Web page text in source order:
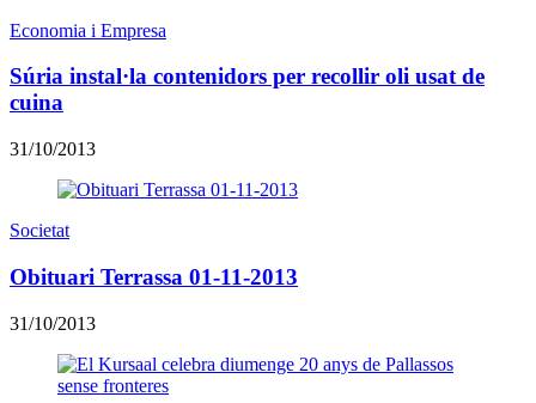
Economia i Empresa
Súria instal·la contenidors per recollir oli usat de
cuina
31/10/2013
Societat
Obituari Terrassa 01-11-2013
31/10/2013